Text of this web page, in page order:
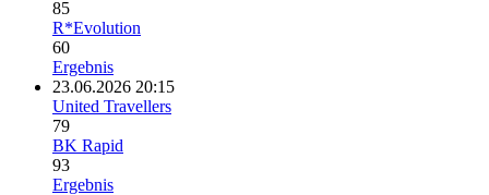
85
R*Evolution
60
Ergebnis
23.06.2026 20:15
United Travellers
79
BK Rapid
93
Ergebnis